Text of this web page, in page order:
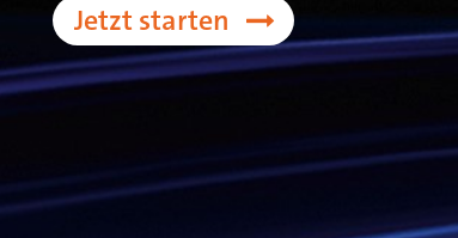
Jetzt starten